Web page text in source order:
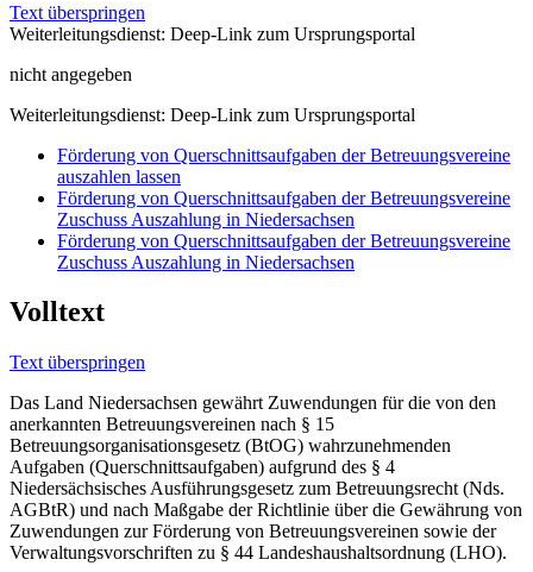
Text überspringen
Weiterleitungsdienst: Deep-Link zum Ursprungsportal
nicht angegeben
Weiterleitungsdienst: Deep-Link zum Ursprungsportal
Förderung von Querschnittsaufgaben der Betreuungsvereine
auszahlen lassen
Förderung von Querschnittsaufgaben der Betreuungsvereine
Zuschuss Auszahlung in Niedersachsen
Förderung von Querschnittsaufgaben der Betreuungsvereine
Zuschuss Auszahlung in Niedersachsen
Volltext
Text überspringen
Das Land Niedersachsen gewährt Zuwendungen für die von den
anerkannten Betreuungsvereinen nach § 15
Betreuungsorganisationsgesetz (BtOG) wahrzunehmenden
Aufgaben (Querschnittsaufgaben) aufgrund des § 4
Niedersächsisches Ausführungsgesetz zum Betreuungsrecht (Nds.
AGBtR) und nach Maßgabe der Richtlinie über die Gewährung von
Zuwendungen zur Förderung von Betreuungsvereinen sowie der
Verwaltungsvorschriften zu § 44 Landeshaushaltsordnung (LHO).